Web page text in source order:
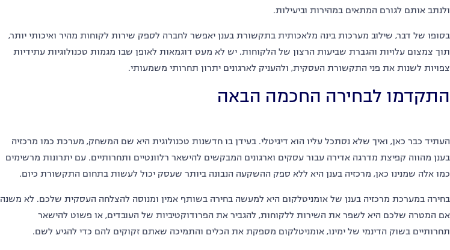
ולנתב אותם לגורם המתאים במהירות וביעילות.
בסופו של דבר, שילוב מערכות בינה מלאכותית בתקשורת בענן יאפשר לחברה לספק שירות לקוחות מהיר ואיכותי יותר,
תוך צמצום עלויות והגברת שביעות הרצון של הלקוחות. יש לא מעט דוגמאות לאופן שבו מגמות טכנולוגיות עתידיות
צפויות לשנות את פני התקשורת העסקית, ולהעניק לארגונים יתרון תחרותי משמעותי.
התקדמו לבחירה החכמה הבאה
העתיד כבר כאן, ואיך שלא נסתכל עליו הוא דיגיטלי. בעידן בו חדשנות טכנולוגית היא שם המשחק, מערכת כמו מרכזיה
בענן מהווה קפיצת מדרגה אדירה עבור עסקים וארגונים המבקשים להישאר רלוונטיים ותחרותיים. עם יתרונות מרשימים
כמו אלה שמנינו כאן, מרכזיה בענן היא ללא ספק ההשקעה הנבונה ביותר שעסק יכול לעשות בתחום התקשורת כיום.
בחירה במערכת מרכזיה בענן של אומניטלקום היא למעשה בחירה בשותף אמין ומנוסה להצלחה העסקית שלכם. לא משנה
אם המטרה שלכם היא לשפר את השירות ללקוחות, להגביר את הפרודוקטיביות של העובדים, או פשוט להישאר
תחרותיים בשוק הדינמי של ימינו, אומניטלקום מספקת את הכלים והתמיכה שאתם זקוקים להם כדי להגיע לשם.